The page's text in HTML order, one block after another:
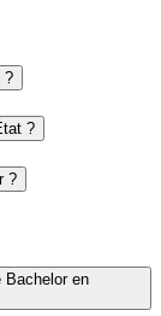
?
?
?
Bachelor en